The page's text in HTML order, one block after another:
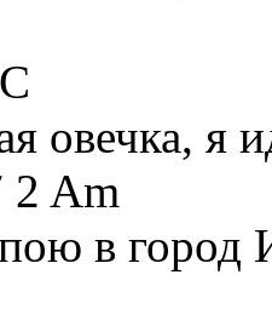
овечка, я
2 Am
в город